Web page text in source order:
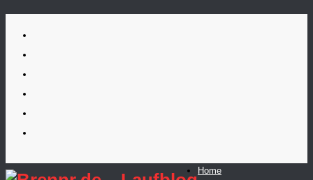
content
Home